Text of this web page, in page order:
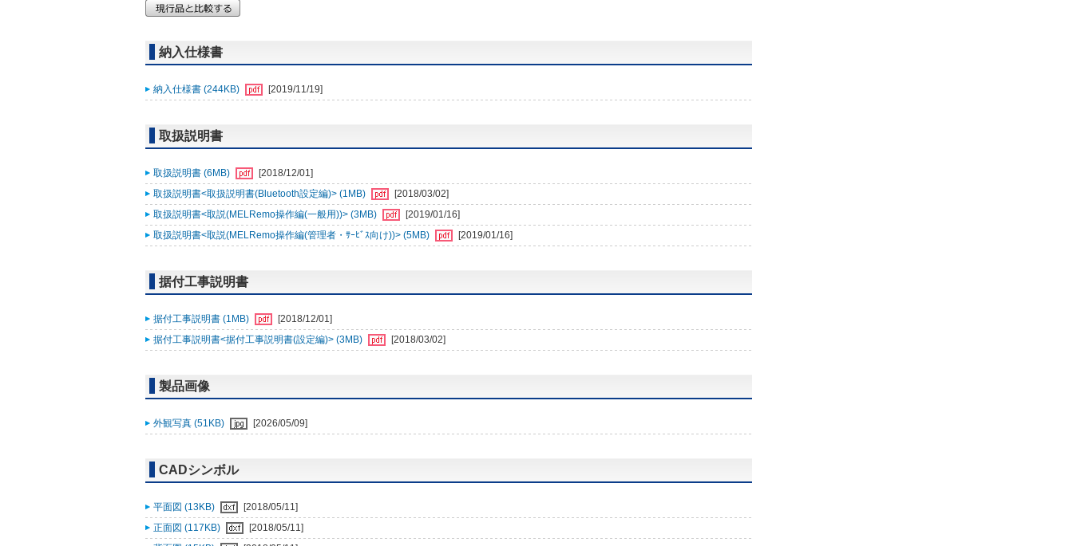
納入仕様書
納入仕様書 (244KB) [2019/11/19]
取扱説明書
取扱説明書 (6MB)
[2018/12/01]
取扱説明書<取扱説明書(Bluetooth設定編)> (1MB)
[2018/03/02]
取扱説明書<取説(MELRemo操作編(一般用))> (3MB)
[2019/01/16]
取扱説明書<取説(MELRemo操作編(管理者・ｻｰﾋﾞｽ向け))> (5MB)
[2019/01/16]
据付工事説明書
据付工事説明書 (1MB)
[2018/12/01]
据付工事説明書<据付工事説明書(設定編)> (3MB)
[2018/03/02]
製品画像
外観写真 (51KB) [2026/05/09]
CADシンボル
平面図 (13KB)
[2018/05/11]
正面図 (117KB)
[2018/05/11]